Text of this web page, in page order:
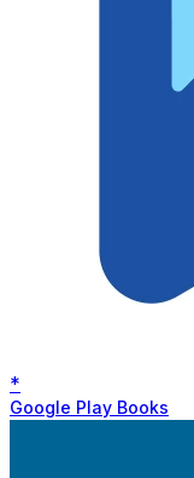
*
Google Play Books